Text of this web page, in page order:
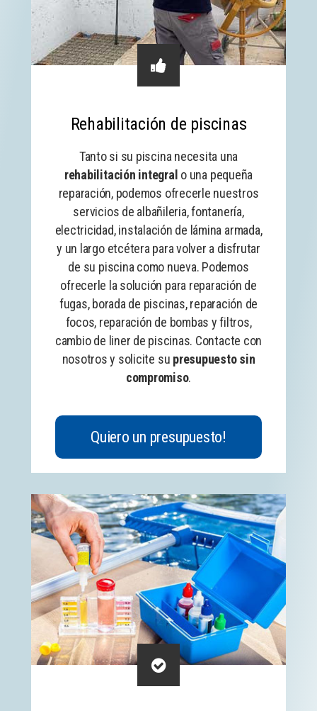
Rehabilitación de piscinas
Tanto si su piscina necesita una
rehabilitación integral o una pequeña
reparación, podemos ofrecerle nuestros
servicios de albañileria, fontanería,
electricidad, instalación de lámina armada,
y un largo etcétera para volver a disfrutar
de su piscina como nueva. Podemos
ofrecerle la solución para reparación de
fugas, borada de piscinas, reparación de
focos, reparación de bombas y filtros,
cambio de liner de piscinas. Contacte con
nosotros y solicite su presupuesto sin
compromiso.
Quiero un presupuesto!